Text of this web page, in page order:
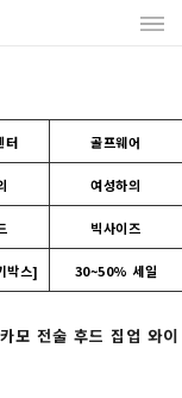
터 골프웨어
여성하의
빅사이즈
박스] 30~50% 세일
전술 후드 집업 와이